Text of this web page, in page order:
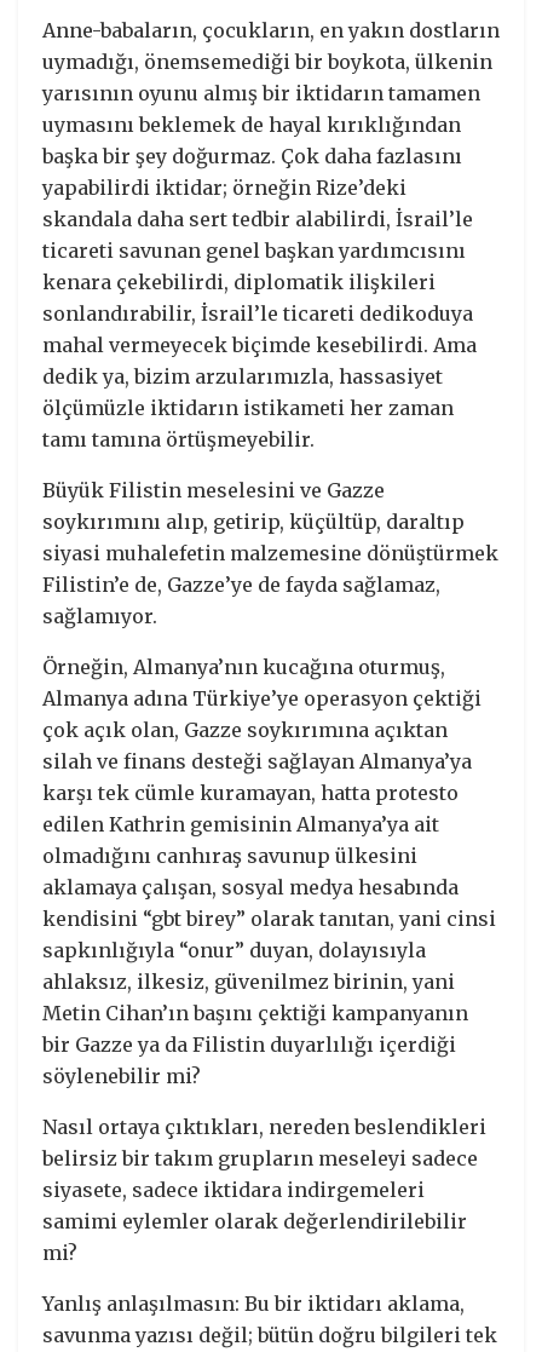
Anne-babaların, çocukların, en yakın dostların
uymadığı, önemsemediği bir boykota, ülkenin
yarısının oyunu almış bir iktidarın tamamen
uymasını beklemek de hayal kırıklığından
başka bir şey doğurmaz. Çok daha fazlasını
yapabilirdi iktidar; örneğin Rize’deki
skandala daha sert tedbir alabilirdi, İsrail’le
ticareti savunan genel başkan yardımcısını
kenara çekebilirdi, diplomatik ilişkileri
sonlandırabilir, İsrail’le ticareti dedikoduya
mahal vermeyecek biçimde kesebilirdi. Ama
dedik ya, bizim arzularımızla, hassasiyet
ölçümüzle iktidarın istikameti her zaman
tamı tamına örtüşmeyebilir.
Büyük Filistin meselesini ve Gazze
soykırımını alıp, getirip, küçültüp, daraltıp
siyasi muhalefetin malzemesine dönüştürmek
Filistin’e de, Gazze’ye de fayda sağlamaz,
sağlamıyor.
Örneğin, Almanya’nın kucağına oturmuş,
Almanya adına Türkiye’ye operasyon çektiği
çok açık olan, Gazze soykırımına açıktan
silah ve finans desteği sağlayan Almanya’ya
karşı tek cümle kuramayan, hatta protesto
edilen Kathrin gemisinin Almanya’ya ait
olmadığını canhıraş savunup ülkesini
aklamaya çalışan, sosyal medya hesabında
kendisini “gbt birey” olarak tanıtan, yani cinsi
sapkınlığıyla “onur” duyan, dolayısıyla
ahlaksız, ilkesiz, güvenilmez birinin, yani
Metin Cihan’ın başını çektiği kampanyanın
bir Gazze ya da Filistin duyarlılığı içerdiği
söylenebilir mi?
Nasıl ortaya çıktıkları, nereden beslendikleri
belirsiz bir takım grupların meseleyi sadece
siyasete, sadece iktidara indirgemeleri
samimi eylemler olarak değerlendirilebilir
mi?
Yanlış anlaşılmasın: Bu bir iktidarı aklama,
savunma yazısı değil; bütün doğru bilgileri tek